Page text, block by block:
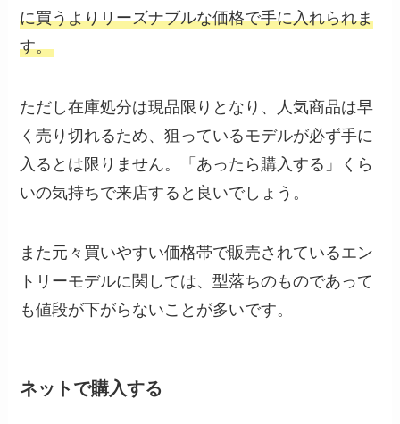
に買うよりリーズナブルな価格で手に入れられま
す。
ただし在庫処分は現品限りとなり、人気商品は早
く売り切れるため、狙っているモデルが必ず手に
入るとは限りません。「あったら購入する」くら
いの気持ちで来店すると良いでしょう。
また元々買いやすい価格帯で販売されているエン
トリーモデルに関しては、型落ちのものであって
も値段が下がらないことが多いです。
ネットで購入する